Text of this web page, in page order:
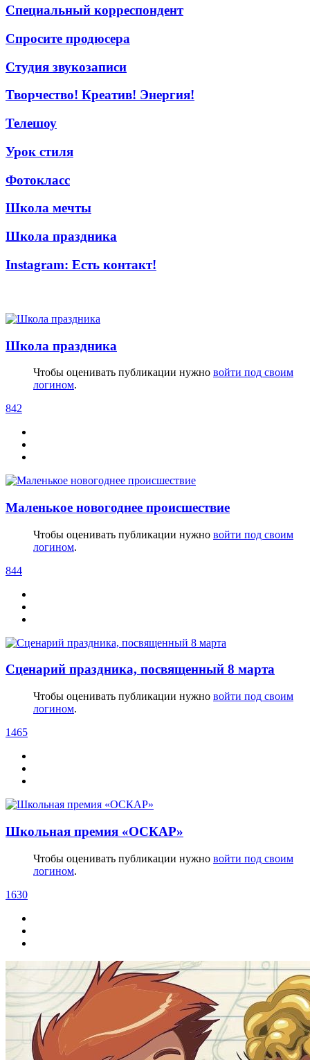
Специальный корреспондент
Спросите продюсера
Студия звукозаписи
Творчество! Креатив! Энергия!
Телешоу
Урок стиля
Фотокласс
Школа мечты
Школа праздника
Instagram: Есть контакт!
Школа праздника
Чтобы оценивать публикации нужно войти под своим
логином.
842
Маленькое новогоднее происшествие
Чтобы оценивать публикации нужно войти под своим
логином.
844
Сценарий праздника, посвященный 8 марта
Чтобы оценивать публикации нужно войти под своим
логином.
1465
Школьная премия «ОСКАР»
Чтобы оценивать публикации нужно войти под своим
логином.
1630